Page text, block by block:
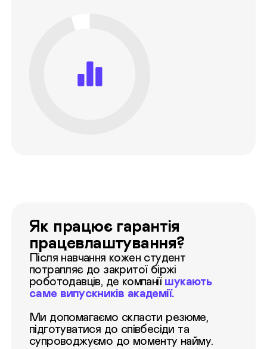
Як працює гарантія
працевлаштування?
Після навчання кожен студент
потрапляє до закритої біржі
роботодавців, де компанії шукають
саме випускників академії.
Ми допомагаємо скласти резюме,
підготуватися до співбесіди та
супроводжуємо до моменту найму.